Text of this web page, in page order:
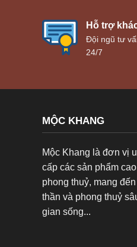
Hỗ trợ
Đội ngũ tư
24/7
MỘC KHANG
Mộc Khang là đơn vị
cấp các sản phẩm
phong thuỷ, mang
thần và phong thuỷ
gian sống...